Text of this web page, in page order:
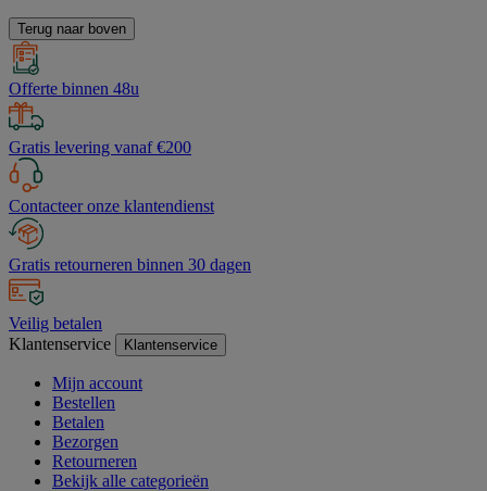
Terug naar boven
Offerte binnen 48u
Gratis levering vanaf €200
Contacteer onze klantendienst
Gratis retourneren binnen 30 dagen
Veilig betalen
Klantenservice
Klantenservice
Mijn account
Bestellen
Betalen
Bezorgen
Retourneren
Bekijk alle categorieën